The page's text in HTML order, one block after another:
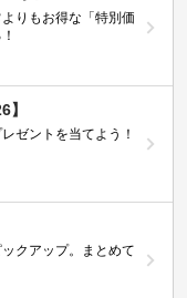
りもお得な「特別価
】
ゼントを当てよう！
クアップ。まとめて